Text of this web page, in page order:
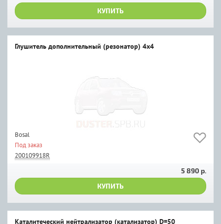
КУПИТЬ
Глушитель дополнительный (резонатор) 4х4
Bosal
Под заказ
200109918R
5 890 р.
КУПИТЬ
Каталитеческий нейтрализатор (катализатор) D=50